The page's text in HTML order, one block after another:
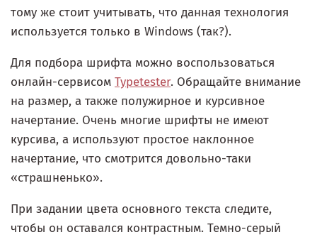
тому же стоит учитывать, что данная технология
используется только в Windows (так?).
Для подбора шрифта можно воспользоваться
онлайн-сервисом Typetester. Обращайте внимание
на размер, а также полужирное и курсивное
начертание. Очень многие шрифты не имеют
курсива, а используют простое наклонное
начертание, что смотрится довольно-таки
«страшненько».
При задании цвета основного текста следите,
чтобы он оставался контрастным. Темно-серый